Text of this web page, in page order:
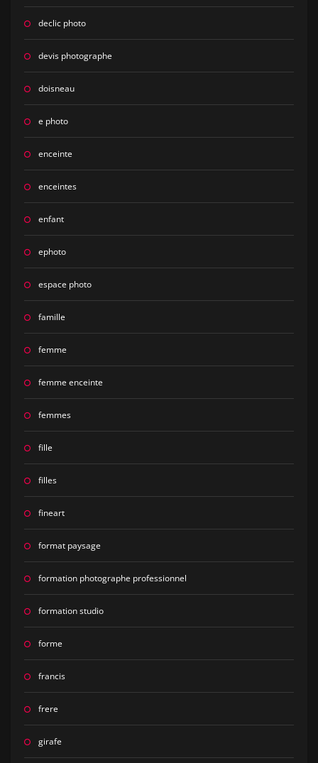
declic photo
devis photographe
doisneau
e photo
enceinte
enceintes
enfant
ephoto
espace photo
famille
femme
femme enceinte
femmes
fille
filles
fineart
format paysage
formation photographe professionnel
formation studio
forme
francis
frere
girafe